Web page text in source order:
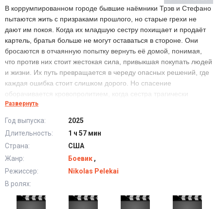
В коррумпированном городе бывшие наёмники Трэв и Стефано
пытаются жить с призраками прошлого, но старые грехи не
дают им покоя. Когда их младшую сестру похищает и продаёт
картель, братья больше не могут оставаться в стороне. Они
бросаются в отчаянную попытку вернуть её домой, понимая,
что против них стоит жестокая сила, привыкшая покупать людей
и жизни. Их путь превращается в череду опасных решений, где
каждая ошибка стоит слишком дорого. Но спасение
оборачивается кровопролитием, когда сестра трагически
погибает прямо у них на глазах. Что останется от братьев после
Расплата (2025) в хорошем качестве HD
Развернуть
Год выпуска:
2025
Длительность:
1 ч 57 мин
Страна:
США
Жанр:
Боевик ,
Режиссер:
Nikolas Pelekai
В ролях: